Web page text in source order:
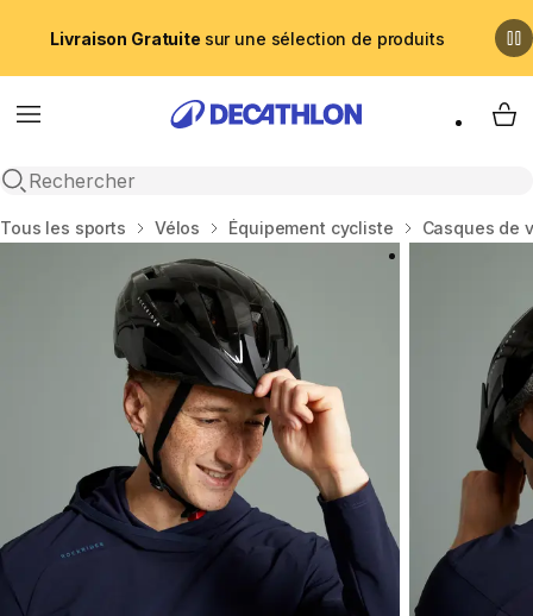
Livraison Gratuite sur une sélection de produits
Menu
Recherche ouverte
My
Accueil
Tous les sports Vélos Équipement cycliste Casques de